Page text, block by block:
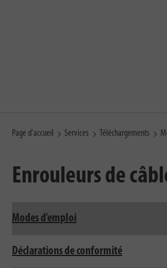
Page d'accueil Services Téléchargements
Enrouleurs de
Modes d’emploi
Déclarations de conformité